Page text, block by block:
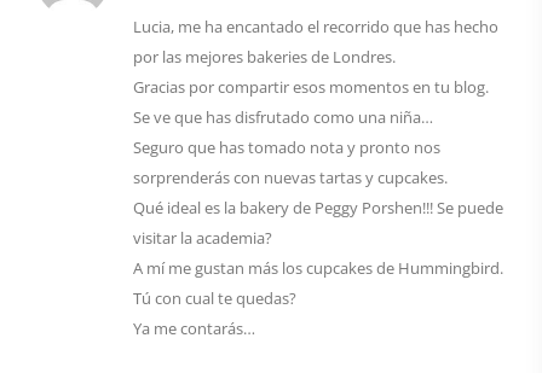
Lucia, me ha encantado el recorrido que has hecho
por las mejores bakeries de Londres.
Gracias por compartir esos momentos en tu blog.
Se ve que has disfrutado como una niña…
Seguro que has tomado nota y pronto nos
sorprenderás con nuevas tartas y cupcakes.
Qué ideal es la bakery de Peggy Porshen!!! Se puede
visitar la academia?
A mí me gustan más los cupcakes de Hummingbird.
Tú con cual te quedas?
Ya me contarás…